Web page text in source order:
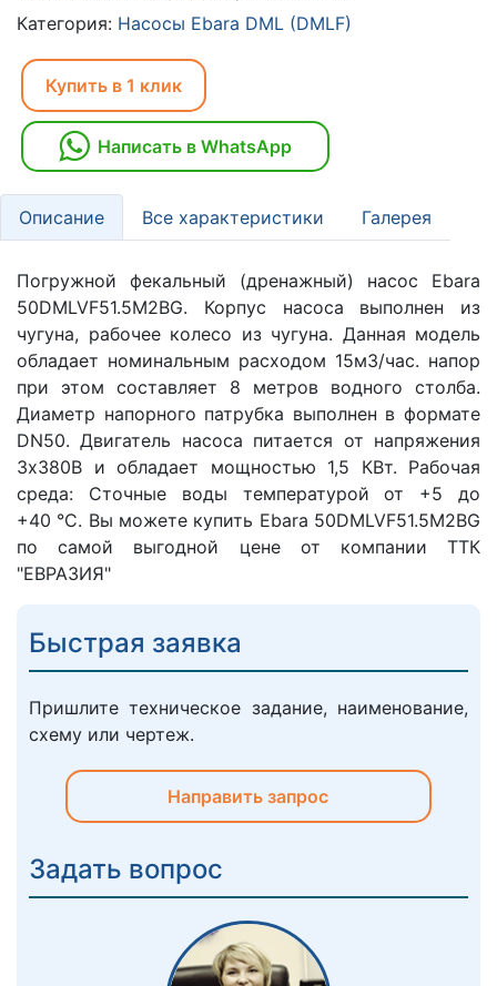
Категория: Насосы Ebara DML (DMLF)
Купить в 1 клик
Написать в WhatsApp
Описание Все характеристики Галерея
Погружной фекальный (дренажный) насос Ebara
50DMLVF51.5M2BG. Корпус насоса выполнен из
чугуна, рабочее колесо из чугуна. Данная модель
обладает номинальным расходом 15м3/час. напор
при этом составляет 8 метров водного столба.
Диаметр напорного патрубка выполнен в формате
DN50. Двигатель насоса питается от напряжения
3х380В и обладает мощностью 1,5 КВт. Рабочая
среда: Сточные воды температурой от +5 до
+40 °C. Вы можете купить Ebara 50DMLVF51.5M2BG
по самой выгодной цене от компании ТТК
"ЕВРАЗИЯ"
Быстрая заявка
Пришлите техническое задание, наименование,
схему или чертеж.
Направить запрос
Задать вопрос